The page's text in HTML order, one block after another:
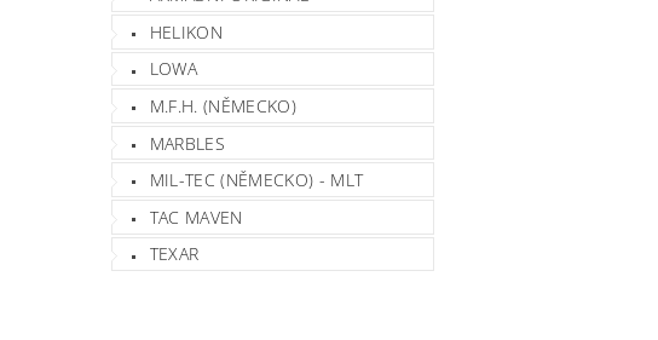
HELIKON
LOWA
M.F.H. (NĚMECKO)
MARBLES
MIL-TEC (NĚMECKO) - MLT
TAC MAVEN
TEXAR